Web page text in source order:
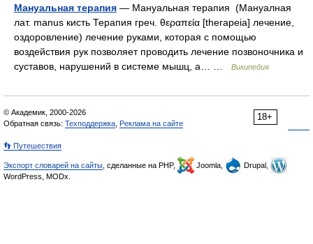
Мануальная терапия — Мануальная терапия (Мануалная
лат. manus кисть Терапия греч. θεραπεία [therapeia] лечение,
оздоровление) лечение руками, которая с помощью
воздействия рук позволяет проводить лечение позвоночника и
суставов, нарушений в системе мышц, а… …
Википедия
18+
© Академик, 2000-2026
Обратная связь: Техподдержка Реклама на сайте
👣 Путешествия
Экспорт словарей на сайты , сделанные на PHP, Joomla,
Drupal,
WordPress, MODx.